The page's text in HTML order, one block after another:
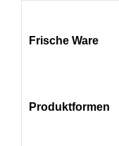
Frische Ware
Produktformen